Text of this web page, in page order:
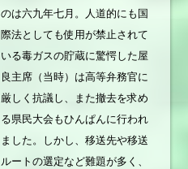
のは六九年七月。人道的にも国
際法としても使用が禁止されて
いる毒ガスの貯蔵に驚愕した屋
良主席（当時）は高等弁務官に
厳しく抗議し、また撤去を求め
る県民大会もひんぱんに行われ
ました。しかし、移送先や移送
ルートの選定など難題が多く、